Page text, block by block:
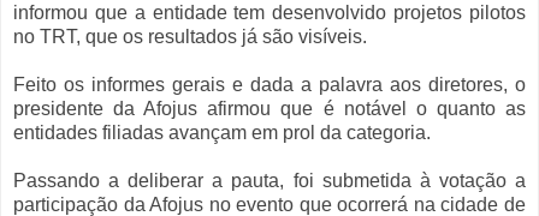
informou que a entidade tem desenvolvido projetos pilotos
no TRT, que os resultados já são visíveis.
Feito os informes gerais e dada a palavra aos diretores, o
presidente da Afojus afirmou que é notável o quanto as
entidades filiadas avançam em prol da categoria.
Passando a deliberar a pauta, foi submetida à votação a
participação da Afojus no evento que ocorrerá na cidade de